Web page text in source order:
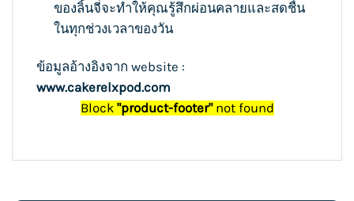
ของลิ้นจี่จะทำให้คุณรู้สึกผ่อนคลายและสดชื่น
ในทุกช่วงเวลาของวัน
ข้อมูลอ้างอิงจาก website :
www.cakerelxpod.com
Block "product-footer"not found